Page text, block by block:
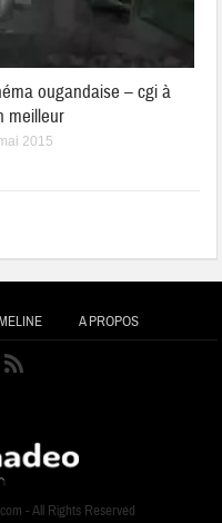
ougandaise – cgi à
meilleur
2015
A PROPOS
- All Rights Reserved